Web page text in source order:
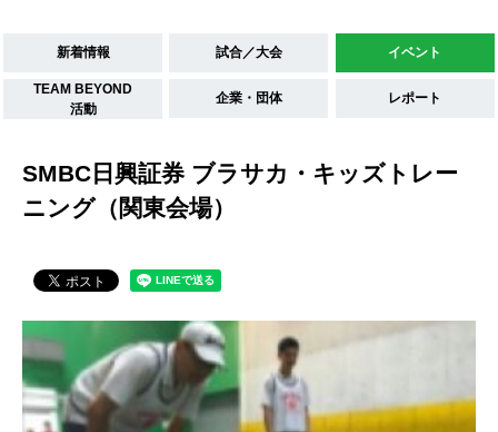
新着情報 試合／大会 イベント
TEAM BEYOND
活動
企業・団体 レポート
SMBC日興証券 ブラサカ・キッズトレー
ニング（関東会場）